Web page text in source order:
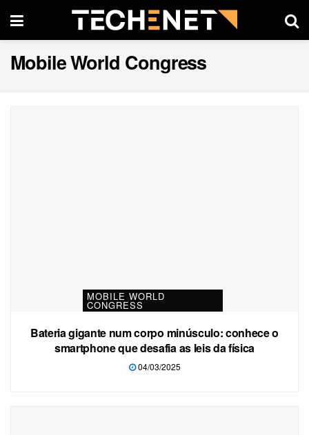
Mobile World Congress
MOBILE WORLD
CONGRESS
Bateria gigante num corpo minúsculo: conhece o
smartphone que desafia as leis da física
04/03/2025